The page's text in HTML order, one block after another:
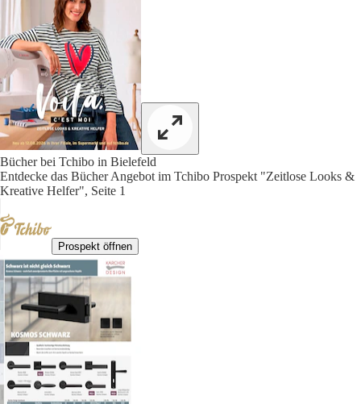
Bücher bei Tchibo in Bielefeld
Entdecke das Bücher Angebot im Tchibo Prospekt "Zeitlose Looks &
Kreative Helfer", Seite 1
Prospekt öffnen